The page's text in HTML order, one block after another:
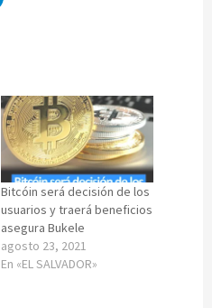
Bitcóin será decisión de los
usuarios y traerá beneficios
asegura Bukele
agosto 23, 2021
En «EL SALVADOR»